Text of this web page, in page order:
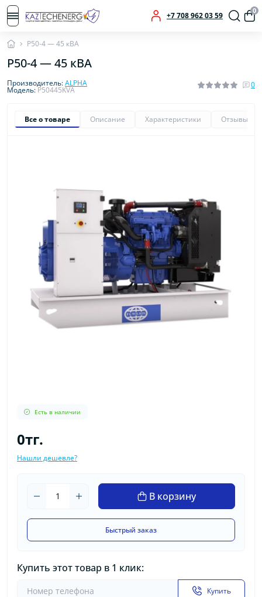
+7 708 962 03 59
0
P50-4 — 45 кВА
P50-4 — 45 кВА
Производитель:ALPHA
Модель:P50445KVA
0
Все о товаре Описание Характеристики Отзывы
Есть в наличии
0тг.
Нашли дешевле?
В корзину
Быстрый заказ
Купить этот товар в 1 клик:
Купить